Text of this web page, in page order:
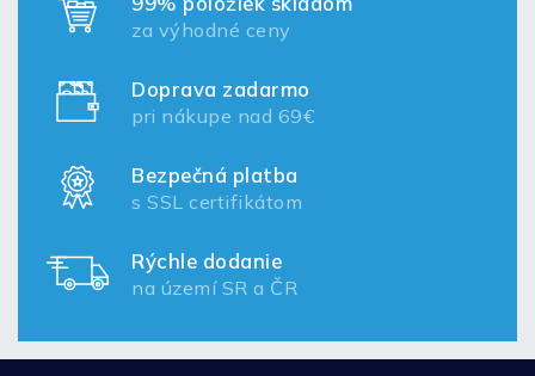
za výhodné ceny
Doprava zadarmo
pri nákupe nad 69€
Bezpečná platba
s SSL certifikátom
Rýchle dodanie
na území SR a ČR